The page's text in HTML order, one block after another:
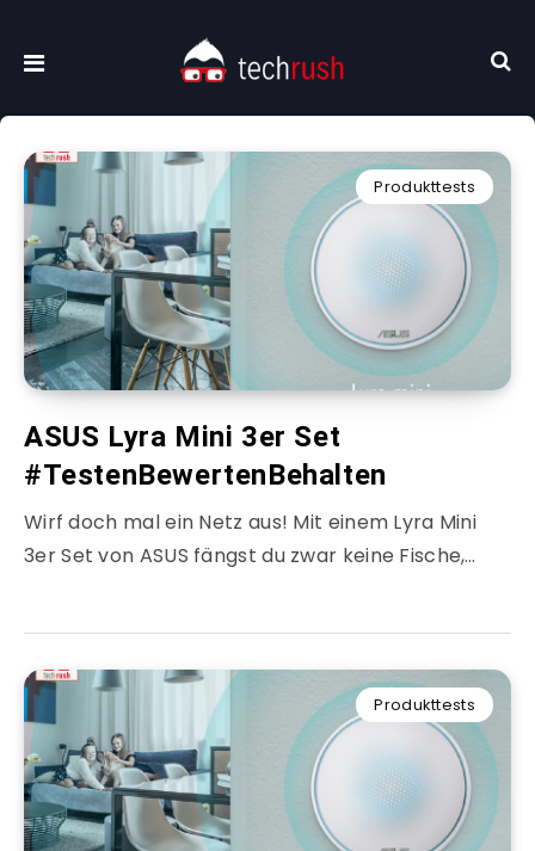
Produkttests
ASUS Lyra Mini 3er Set
#TestenBewertenBehalten
Wirf doch mal ein Netz aus! Mit einem Lyra Mini
3er Set von ASUS fängst du zwar keine Fische,…
Produkttests